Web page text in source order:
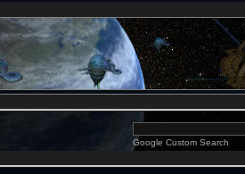
Google Custom Search